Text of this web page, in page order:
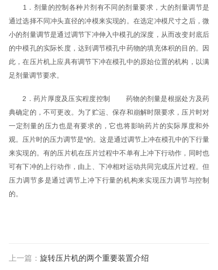
1．剂量的控制各种片剂有不同的剂量要求，大的剂量调节是
通过选择不同冲头直径的冲模来实现的。在选定冲模尺寸之后，微
小的剂量调节是通过调节下冲伸入中模孔的深度，从而改变封底后
的中模孔的实际长度，达到调节模孔中药物的填充体积的目的。因
此，在压片机上应具有调节下冲在模孔中的原始位置的机构，以满
足剂量调节要求。
2．药片厚度及压实程度控制 药物的剂量是根据处方及药
典确定的，不可更改。为了贮运、保存和崩解时限要求，压片时对
一定剂量的压力也是有要求的，它也将影响药片的实际厚度和外
观。压片时的压力调节是*的。这是通过调节上冲在模孔中的下行量
来实现的。有的压片机在压片过程中不单有上冲下行动作，同时也
可有下冲的上行动作，由上、下冲相对运动共同完成压片过程。但
压力调节多是通过调节上冲下行量的机构来实现压力调节与控制
的。
上一篇： 旋转压片机的两个重要装置介绍